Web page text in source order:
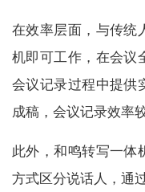
在效率层面，与传统
机即可工作，在会议
会议记录过程中提供
成稿，会议记录效率
此外，和鸣转写一体
方式区分说话人，通